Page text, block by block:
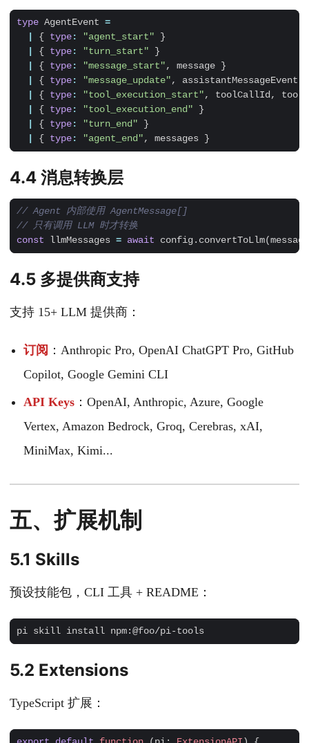
type AgentEvent =
{ type: "agent_start"
}
{ type: "turn_start"
}
{ type: "message_start", message }
{ type: "message_update", assistantMessageEvent
{ type: "tool_execution_start", toolCallId,
{ type: "tool_execution_end"
}
{ type: "turn_end"
}
{ type: "agent_end", messages }
4.4 消息转换层
const
llmMessages = await config. convertToLlm(
4.5 多提供商支持
支持 15+ LLM 提供商：
订阅 ：Anthropic Pro, OpenAI ChatGPT Pro, GitHub
Copilot, Google Gemini CLI
API Keys ：OpenAI, Anthropic, Azure, Google
Vertex, Amazon Bedrock, Groq, Cerebras, xAI,
MiniMax, Kimi...
五、扩展机制
5.1 Skills
预设技能包，CLI 工具 + README：
5.2 Extensions
TypeScript 扩展：